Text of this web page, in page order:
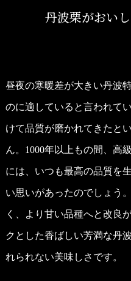
丹波栗がおい
昼夜の寒暖差が大きい丹波
のに適していると言われて
けて品質が磨かれてきたと
ん。1000年以上もの間、高
には、いつも最高の品質を
い思いがあったのでしょう
く、より甘い品種へと改良
クとした香ばしい芳満な丹
れられない美味しさです。